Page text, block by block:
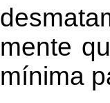
mente
mínima